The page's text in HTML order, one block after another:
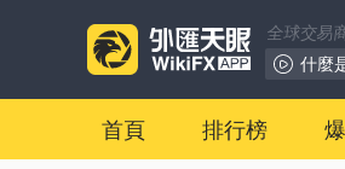
全球交易
什麼
首頁 排行榜